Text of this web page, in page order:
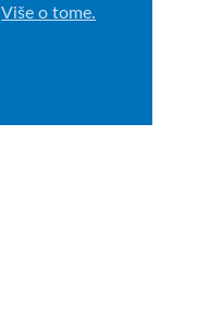
Više o tome.